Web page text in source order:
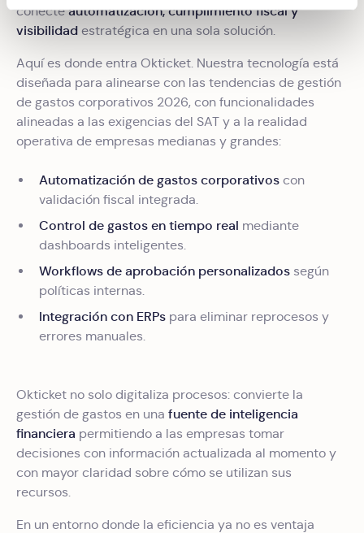
datos personales y establezca sus preferencias en la
consentimiento en cualquier momento en la Declaración
de cookies.
Las cookies de este sitio web se usan para personalizar
el contenido y los anuncios, ofrecer funciones de redes
información sobre el uso que haga del sitio web con
nuestros partners de redes sociales, publicidad y análisis
web, quienes pueden combinarla con otra información
que les haya proporcionado o que hayan recopilado a
conecteautomatización, cumplimiento fiscal y
visibilidad estratégica en una sola solución.
Aquí es donde entra Okticket. Nuestra tecnología está
diseñada para alinearse con las tendencias de gestión
de gastos corporativos 2026, con funcionalidades
alineadas a las exigencias del SAT y a la realidad
operativa de empresas medianas y grandes:
Automatización de gastos corporativos con
validación fiscal integrada.
Control de gastos en tiempo real mediante
dashboards inteligentes.
Workflows de aprobación personalizados según
políticas internas.
Integración con ERPs para eliminar reprocesos y
errores manuales.
Okticket no solo digitaliza procesos: convierte la
gestión de gastos en una fuente de inteligencia
financiera permitiendo a las empresas tomar
decisiones con información actualizada al momento y
con mayor claridad sobre cómo se utilizan sus
recursos.
En un entorno donde la eficiencia ya no es ventaja